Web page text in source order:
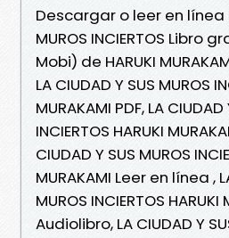
Descargar o leer en línea
MUROS INCIERTOS Libro
Mobi) de HARUKI
LA CIUDAD Y SUS MUROS
MURAKAMI PDF, LA CIUDAD
INCIERTOS HARUKI
CIUDAD Y SUS MUROS
MURAKAMI Leer en línea ,
MUROS INCIERTOS HARUKI
Audiolibro, LA CIUDAD Y